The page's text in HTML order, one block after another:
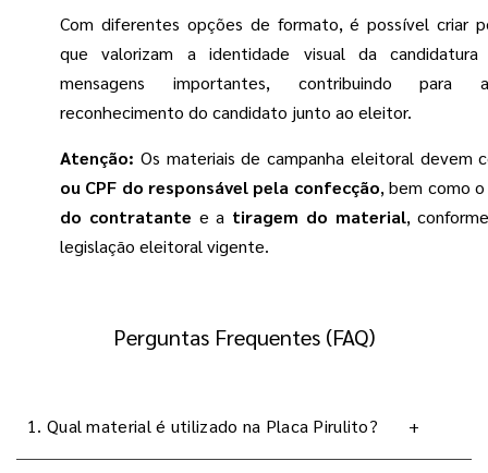
Com diferentes opções de formato, é possível criar
que valorizam a identidade visual da
mensagens importantes, contribuindo para
reconhecimento do candidato junto ao eleitor.
Atenção: Os materiais de campanha eleitoral devem
ou CPF do responsável pela confecção, bem como
do contratante e a tiragem do material,
legislação eleitoral vigente.
Perguntas Frequentes (FAQ)
1. Qual material é utilizado na Placa Pirulito? +